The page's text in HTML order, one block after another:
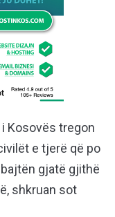
Kosovës tregon
e tjerë që po
gjatë gjithë
shkruan sot